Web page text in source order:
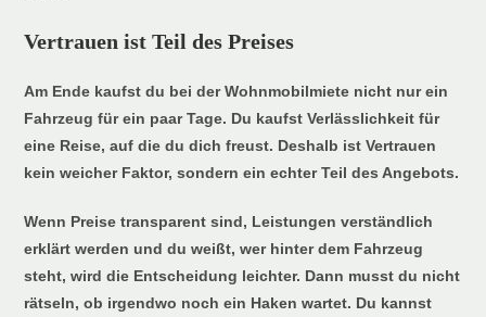
Vertrauen ist Teil des Preises
Am Ende kaufst du bei der Wohnmobilmiete nicht nur ein
Fahrzeug für ein paar Tage. Du kaufst Verlässlichkeit für
eine Reise, auf die du dich freust. Deshalb ist Vertrauen
kein weicher Faktor, sondern ein echter Teil des Angebots.
Wenn Preise transparent sind, Leistungen verständlich
erklärt werden und du weißt, wer hinter dem Fahrzeug
steht, wird die Entscheidung leichter. Dann musst du nicht
rätseln, ob irgendwo noch ein Haken wartet. Du kannst